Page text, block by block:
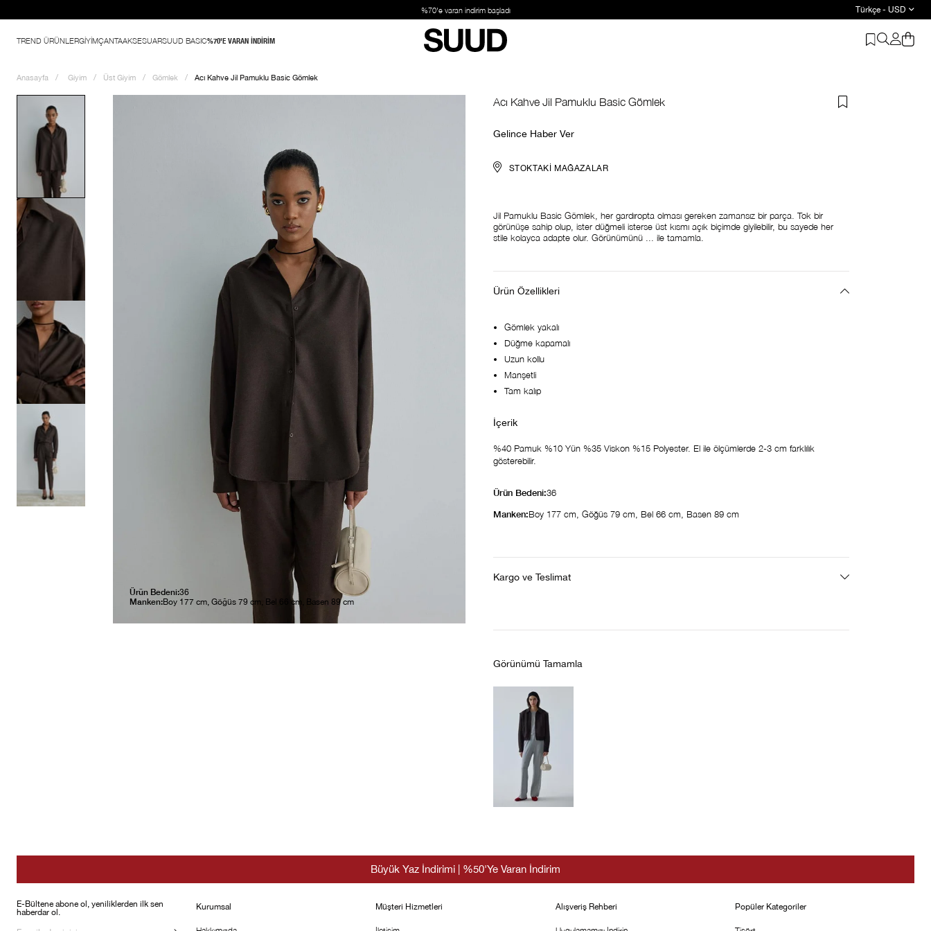
%70'e varan indirim başladı Türkçe - USD
TREND ÜRÜNLERGİYİMÇANTAAKSESUARSUUD BASIC%70'E VARAN İNDİRİM
Anasayfa Giyim Üst Giyim Gömlek Acı Kahve Jil Pamuklu Basic Gömlek
Ürün Bedeni:36
Manken:Boy 177 cm, Göğüs 79 cm, Bel 66 cm, Basen 89 cm
Acı Kahve Jil Pamuklu Basic Gömlek
Gelince Haber Ver
STOKTAKI MAĞAZALAR
Jil Pamuklu Basic Gömlek, her gardıropta olması gereken zamansız bir parça. Tok bir
görünüşe sahip olup, ister düğmeli isterse üst kısmı açık biçimde giyilebilir, bu sayede her
stile kolayca adapte olur. Görünümünü ... ile tamamla.
Ürün Özellikleri
Gömlek yakalı
Düğme kapamalı
Uzun kollu
Manşetli
Tam kalıp
%40 Pamuk %10 Yün %35 Viskon %15 Polyester. El ile ölçümlerde 2-3 cm farklılık
gösterebilir.
Ürün Bedeni:36
Manken:Boy 177 cm, Göğüs 79 cm, Bel 66 cm, Basen 89 cm
Kargo ve Teslimat
Görünümü Tamamla
Büyük Yaz İndirimi | %50'Ye Varan İndirim
E-Bültene abone ol, yeniliklerden ilk sen
haberdar ol.
Kurumsal Müşteri Hizmetleri Alışveriş Rehberi Popüler Kategoriler